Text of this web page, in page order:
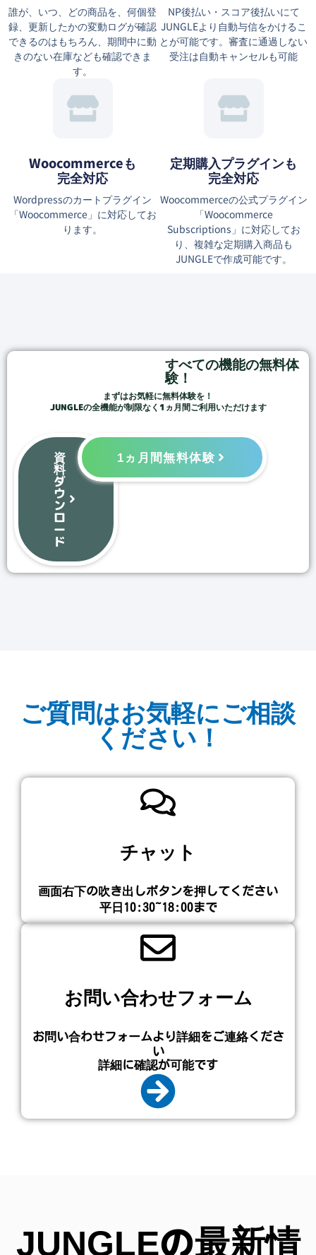
誰が、いつ、どの商品を、何個登
録、更新したかの変動ログが確認
できるのはもちろん、期間中に動
きのない在庫なども確認できま
す。
NP後払い・スコア後払いにて
JUNGLEより自動与信をかけるこ
とが可能です。審査に通過しない
受注は自動キャンセルも可能
Woocommerceも
完全対応
Wordpressのカートプラグイン
「Woocommerce」に対応してお
ります。
定期購入プラグインも
完全対応
Woocommerceの公式プラグイン
「Woocommerce
Subscriptions」に対応してお
り、複雑な定期購入商品も
JUNGLEで作成可能です。
すべての機能の無料体
験！
まずはお気軽に無料体験を！
JUNGLEの全機能が制限なく1ヵ月間ご利用いただけます
資
料
ダ
ウ
ン
ロ
ー
ド
1ヵ月間無料体験
ご質問はお気軽にご相談
ください！
チャット
画面右下の吹き出しボタンを押してください​
平日10:30~18:00まで
お問い合わせフォーム
お問い合わせフォームより詳細をご連絡くださ
い
詳細に確認が可能です
JUNGLEの最新情